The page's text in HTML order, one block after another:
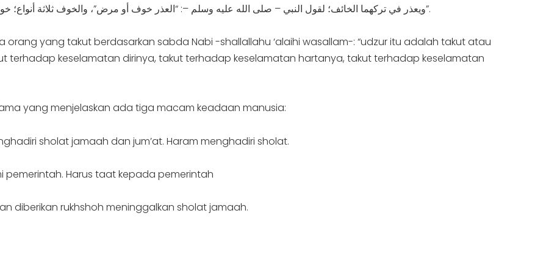
“ويعذر في تركهما الخائف؛ لقول النبي – صلى الله عليه وسلم –: “العذر خوف أو مرض”، والخوف ثلاثة أنواع؛ خوف على النفس، وخوف على المال، وخوف على الأهل”.
orang yang takut berdasarkan sabda Nabi -shallallahu ‘alaihi wasallam-: “udzur itu adalah takut atau
terhadap keselamatan dirinya, takut terhadap keselamatan hartanya, takut terhadap keselamatan
yang menjelaskan ada tiga macam keadaan manusia:
sholat jamaah dan jum’at. Haram menghadiri sholat.
Harus taat kepada pemerintah
diberikan rukhshoh meninggalkan sholat jamaah.